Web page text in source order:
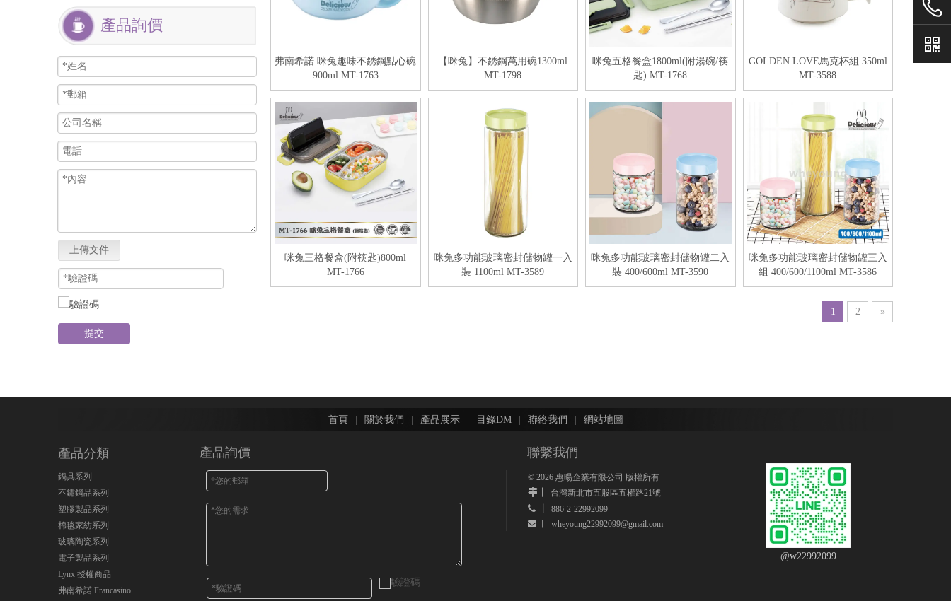
產品詢價
上傳文件
提交
弗南希諾 咪兔趣味不銹鋼點心碗
900ml MT-1763
【咪兔】不銹鋼萬用碗1300ml
MT-1798
咪兔五格餐盒1800ml(附湯碗/筷
匙) MT-1768
GOLDEN LOVE馬克杯組 350ml
MT-3588
咪兔三格餐盒(附筷匙)800ml
MT-1766
咪兔多功能玻璃密封儲物罐一入
裝 1100ml MT-3589
咪兔多功能玻璃密封儲物罐二入
裝 400/600ml MT-3590
咪兔多功能玻璃密封儲物罐三入
組 400/600/1100ml MT-3586
1 2 »
首頁 關於我們 產品展示 目錄DM 聯絡我們 網站地圖
產品分類
鍋具系列
不鏽鋼品系列
塑膠製品系列
棉毯家紡系列
玻璃陶瓷系列
電子製品系列
Lynx 授權商品
弗南希諾 Francasino
產品詢價 聯繫我們
©2026 惠暘企業有限公司 版權所有
丨 台灣新北市五股區五權路21號
 丨886-2-22992099
 丨 wheyoung22992099@gmail.com
@w22992099